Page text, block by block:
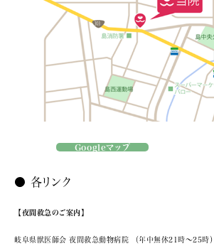
Googleマップ
● 各リンク
【夜間救急のご案内】
岐阜県獣医師会 夜間救急動物病院 （年中無休21時～25時）